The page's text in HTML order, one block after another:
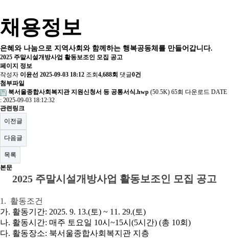
채용정보
은혜와 나눔으로 지역사회와 함께하는 행복공동체를 만들어갑니다.
2025 주말시설개방사업 활동보조인 모집 공고
페이지 정보
작성자 이윤선 2025-09-03 18:12 조회 4,688회 댓글0건
첨부파일
북서울종합사회복지관 지원신청서 등 공통서식.hwp (50.5K) 65회 다운로드 DATE
: 2025-09-03 18:12:32
관련링크
이전글
다음글
목록
본문
2025 주말시설개방사업 활동보조인 모집 공고
1. 활동조건
가. 활동기간: 2025. 9. 13.(토) ~ 11. 29.(토)
나. 활동시간: 매주 토요일 10시 ~15시 (5시간) (총 10회 )
다. 활동장소: 북서울종합사회복지관 지층